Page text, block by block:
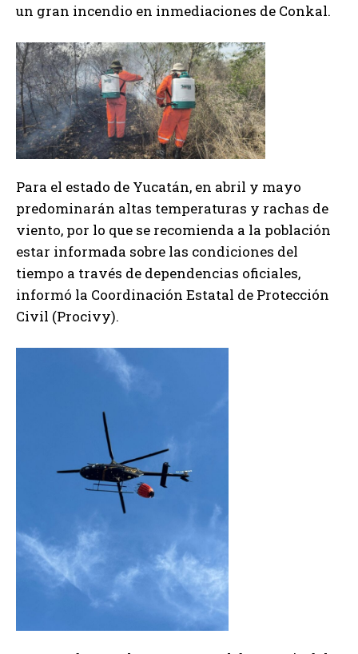
un gran incendio en inmediaciones de Conkal.
Para el estado de Yucatán, en abril y mayo
predominarán altas temperaturas y rachas de
viento, por lo que se recomienda a la población
estar informada sobre las condiciones del
tiempo a través de dependencias oficiales,
informó la Coordinación Estatal de Protección
Civil (Procivy).